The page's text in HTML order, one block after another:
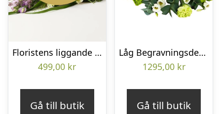
Floristens liggande bukett
499,00 kr
Gå till butik
Låg Begravningsdekoration
1295,00 kr
Gå till butik